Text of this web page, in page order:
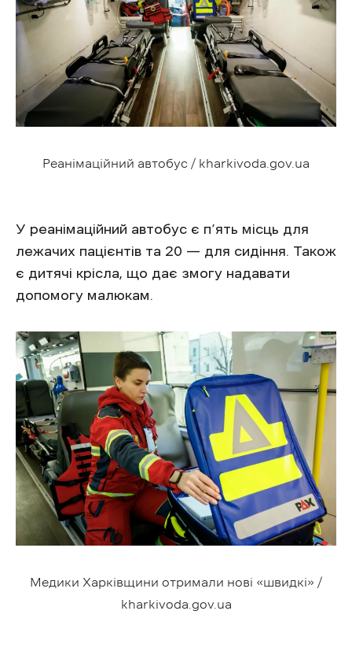
Реанімаційний автобус / kharkivoda.gov.ua
У реанімаційний автобус є п’ять місць для
лежачих пацієнтів та 20 — для сидіння. Також
є дитячі крісла, що дає змогу надавати
допомогу малюкам.
Медики Харківщини отримали нові «швидкі» /
kharkivoda.gov.ua